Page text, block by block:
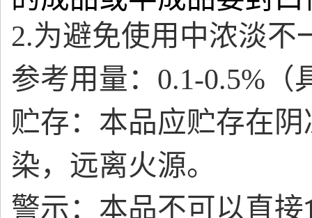
2.为避免使用中浓淡不
参考用量：0.1-0.5%
贮存：本品应贮存在
染，远离火源。
警示：本品不可以直